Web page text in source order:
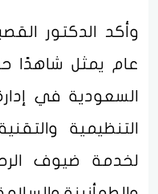
وأكد الدكتور
عام يمثل شاهدًا
السعودية في
التنظيمية
لخدمة ضيوف